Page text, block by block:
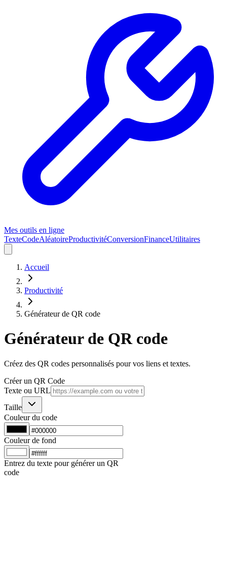
Mes outils en ligne
TexteCodeAléatoireProductivitéConversionFinanceUtilitaires
Accueil
Productivité
Générateur de QR code
Générateur de QR code
Créez des QR codes personnalisés pour vos liens et textes.
Créer un QR Code
Texte ou URL
Taille
Couleur du code
Couleur de fond
Entrez du texte pour générer un QR
code